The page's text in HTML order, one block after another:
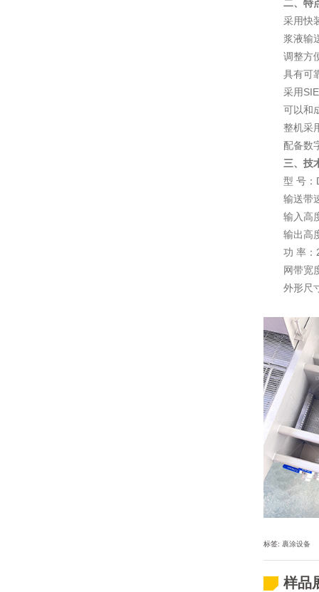
二、特
采用快
浆液输
调整方
具有可
采用
可以和
整机采
配备数
三、技
型 号：
输送带
输入高
输出高
功 率：
网带宽
外形尺
标签: 裹涂设备
样品